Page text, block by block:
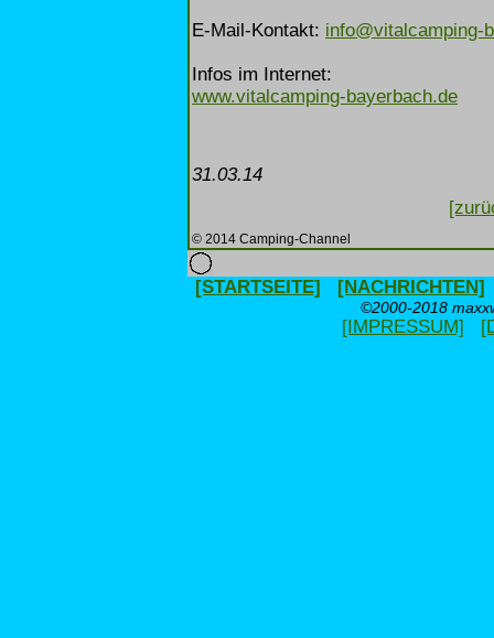
E-Mail-Kontakt: info@vitalcamping-
Infos im Internet:
www.vitalcamping-bayerbach.de
31.03.14
© 2014 Camping-Channel
[STARTSEITE] [NACHRICHTEN]
©2000-2018
[IMPRESSUM]